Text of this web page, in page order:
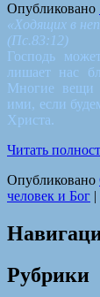
Опубликовано
«Ходящих в
(Пс.83:12)
Господь
лишает нас
Многие вещи
ими, если
Христа.
Читать
Опубликовано
человек и Бог |
Рубрики